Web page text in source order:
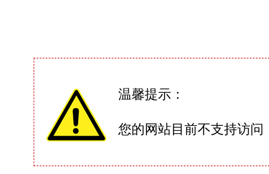
温馨提示：
您的网站目前不支持访